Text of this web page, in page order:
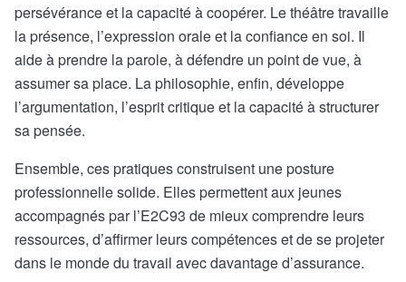
persévérance et la capacité à coopérer. Le théâtre travaille
la présence, l’expression orale et la confiance en soi. Il
aide à prendre la parole, à défendre un point de vue, à
assumer sa place. La philosophie, enfin, développe
l’argumentation, l’esprit critique et la capacité à structurer
sa pensée.
Ensemble, ces pratiques construisent une posture
professionnelle solide. Elles permettent aux jeunes
accompagnés par l’E2C93 de mieux comprendre leurs
ressources, d’affirmer leurs compétences et de se projeter
dans le monde du travail avec davantage d’assurance.